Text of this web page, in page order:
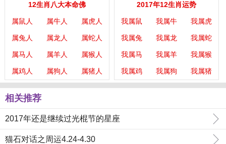
12生肖八大本命佛
属鼠人 属牛人 属虎人
属兔人 属龙人 属蛇人
属马人 属羊人 属猴人
属鸡人 属狗人 属猪人
2017年12生肖运势
我属鼠 我属牛 我属虎
我属兔 我属龙 我属蛇
我属马 我属羊 我属猴
我属鸡 我属狗 我属猪
相关推荐
2017年还是继续过光棍节的星座
猫石对话之周运4.24-4.30